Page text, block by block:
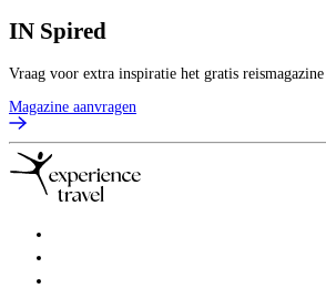
IN Spired
Vraag voor extra inspiratie het gratis reismagazine
Magazine aanvragen